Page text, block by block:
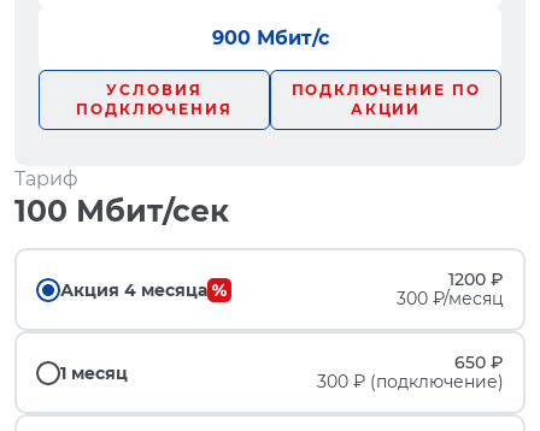
900 Мбит/с
УСЛОВИЯ
ПОДКЛЮЧЕНИЯ
ПОДКЛЮЧЕНИЕ ПО
АКЦИИ
Тариф
100 Мбит/сек
Акция 4 месяца
1200 ₽
300 ₽/месяц
1 месяц
650 ₽
300 ₽ (подключение)